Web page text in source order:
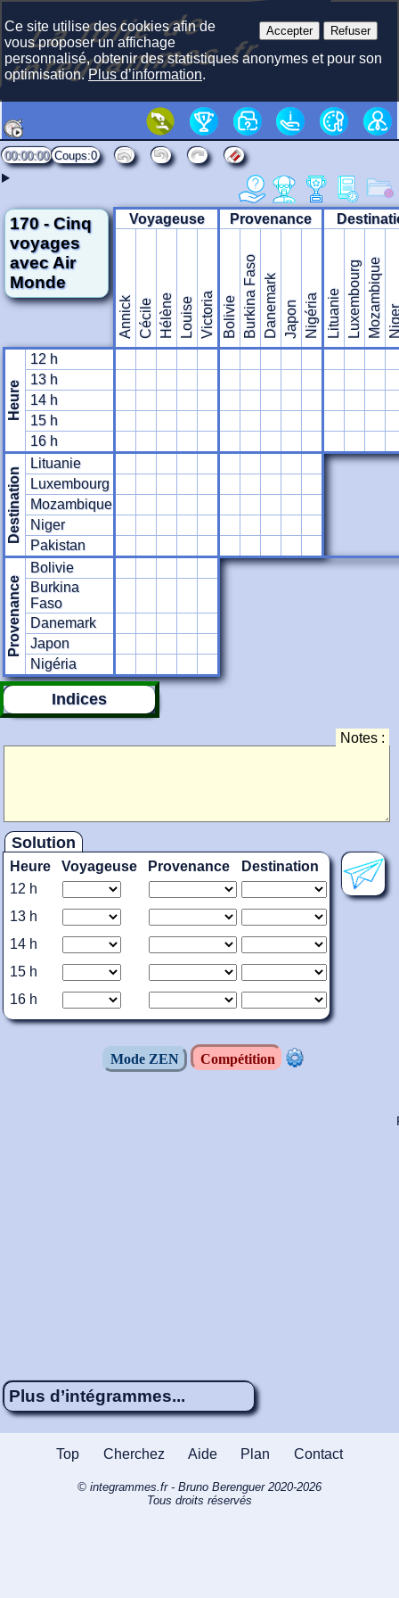
La f
olie
de
i
nte
gra
m
mes.fr
170 - Cinq
voyages
avec Air
Monde
Voyageuse Provenance
AnnickCécileHélène Louise Victoria Bolivie Burkina FasoDanemark JaponNigériaLituanieLuxembourgMozambique
Heure
12 h
13 h
14 h
15 h
16 h
Destination
Lituanie
Luxembourg
Mozambique
Niger
Pakistan
Provenance
Bolivie
Burkina
Faso
Danemark
Japon
Nigéria
Indices
Notes :
Solution
Heure Voyageuse Provenance
Destination
12 h
13 h
14 h
15 h
16 h
00:00:00 0
Mode ZEN Compétition
Plus d’intégrammes...
Énigme 471 4 x 5
têtes en l’air
Énigme 480 4 x 5
Histoire : Air de
Top Cherchez Aide Plan Contact
© integrammes.fr - Bruno Berenguer 2020-2026
Tous droits réservés
Accepter Refuser
Ce site utilise des cookies afin de
vous proposer un affichage
personnalisé, obtenir des statistiques anonymes et pour son
optimisation.Plus d’information.